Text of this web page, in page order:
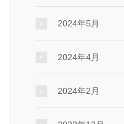
2024年5月
2024年4月
2024年2月